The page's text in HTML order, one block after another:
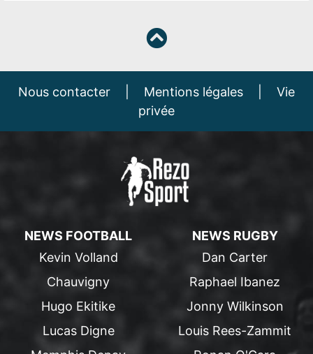
Nous contacter Mentions légales
Vie
privée
NEWS FOOTBALL
Kevin Volland
Chauvigny
Hugo Ekitike
Lucas Digne
NEWS RUGBY
Dan Carter
Raphael Ibanez
Jonny Wilkinson
Louis Rees-Zammit